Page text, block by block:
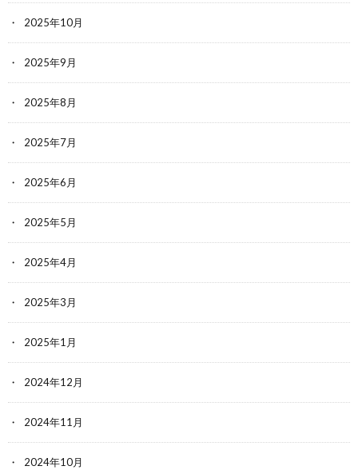
2025年10月
2025年9月
2025年8月
2025年7月
2025年6月
2025年5月
2025年4月
2025年3月
2025年1月
2024年12月
2024年11月
2024年10月